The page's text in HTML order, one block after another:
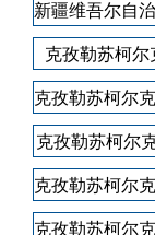
克孜勒苏柯尔
克孜勒苏柯尔